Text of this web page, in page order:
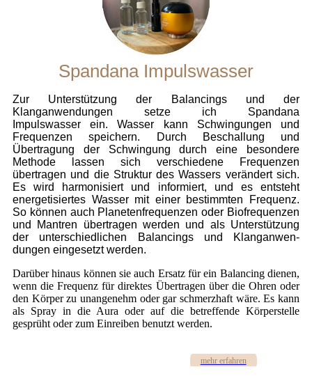
Spandana Impulswasser
Zur Unterstützung der Balancings und der
Klanganwendungen setze ich Spandana
Impulswasser ein. Wasser kann Schwingungen und
Frequenzen speichern. Durch Beschallung und
Übertragung der Schwingung durch eine besondere
Methode lassen sich verschiedene Frequenzen
übertragen und die Struktur des Wassers verändert sich.
Es wird harmonisiert und informiert, und es entsteht
energetisiertes Wasser mit einer bestimmten Frequenz.
So können auch Planetenfrequenzen oder Biofrequenzen
und Mantren übertragen werden und als Unterstützung
der unterschiedlichen Balancings und Klanganwen-
dungen eingesetzt werden.
Darüber hinaus können sie auch Ersatz für ein Balancing dienen,
wenn die Frequenz für direktes Übertragen über die Ohren oder
den Körper zu unangenehm oder gar schmerzhaft wäre. Es kann
als Spray in die Aura oder auf die betreffende Körperstelle
gesprüht oder zum Einreiben benutzt werden.
mehr erfahren